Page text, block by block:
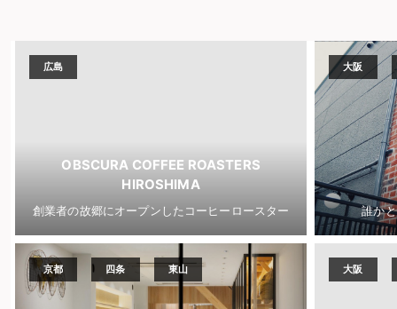
広島
OBSCURA COFFEE ROASTERS
HIROSHIMA
創業者の故郷にオープンしたコーヒーロースター
大阪
誰か
京都 四条 東山 大阪